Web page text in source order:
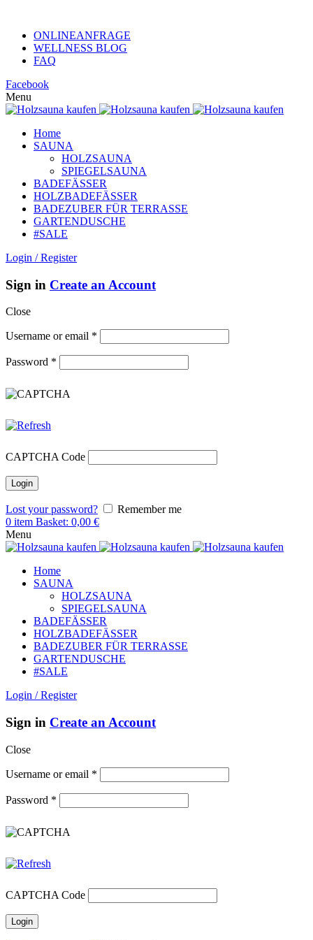
ONLINEANFRAGE
WELLNESS BLOG
FAQ
Facebook
Menu
Home
SAUNA
HOLZSAUNA
SPIEGELSAUNA
BADEFÄSSER
HOLZBADEFÄSSER
BADEZUBER FÜR TERRASSE
GARTENDUSCHE
#SALE
Login / Register
Sign in Create an Account
Close
Username or email *
Password *
CAPTCHA Code
Lost your password?
Remember me
0 item Basket: 0,00 €
Menu
Home
SAUNA
HOLZSAUNA
SPIEGELSAUNA
BADEFÄSSER
HOLZBADEFÄSSER
BADEZUBER FÜR TERRASSE
GARTENDUSCHE
#SALE
Login / Register
Sign in Create an Account
Close
Username or email *
Password *
CAPTCHA Code